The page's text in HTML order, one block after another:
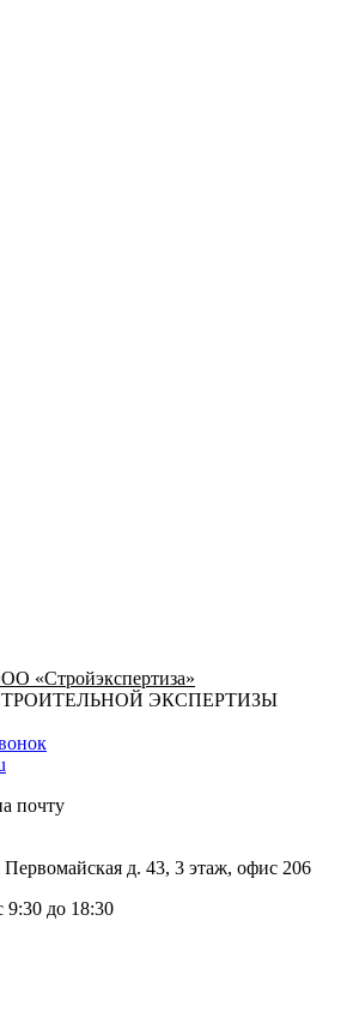
«Стройэкспертиза»
ЭКСПЕРТИЗЫ
почту
д. 43, 3 этаж, офис 206
9:30 до 18:30